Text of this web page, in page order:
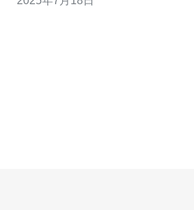
个可靠的VPS服务提供商至关重要。 越南专线VPS服务是